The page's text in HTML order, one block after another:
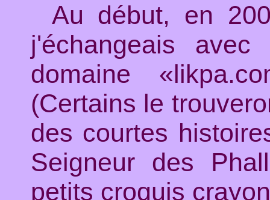
Au début, en
j'échangeais
domaine
(Certains le
des courtes
Seigneur des
petits croquis